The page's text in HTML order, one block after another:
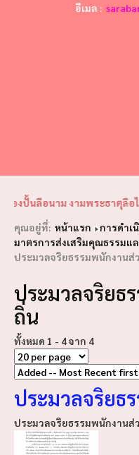
อีเมล :
อนาม งามพระธาตุลือไกล
คุณอยู่ที่: หน้าแรก
การดำเ
มาตรการส่งเสริมคุณธรรมแ
ประมวลจริยธรรมพนักงานส่
ประมวลจริยธ
ถิ่น
ทั้งหมด 1 - 4 จาก 4
ประมวลจริยธ
ประมวลจริยธรรมพนักงานส่